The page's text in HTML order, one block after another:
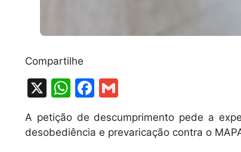
Compartilhe
X
W
h
at
F
a
c ai
A petição de descumprimento pede a
desobediência e prevaricação contra o